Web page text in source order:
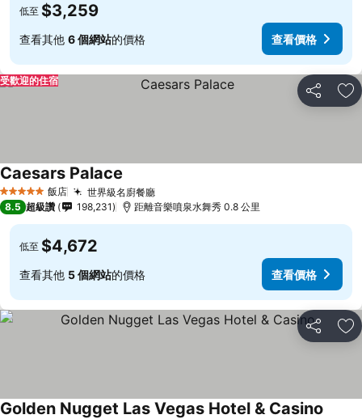
低至 $3,259
查看其他 6 個網站的價格 查看價格
分享 加
受歡迎的住宿
5 星級 飯店 世界級名廚餐廳查看價格
Caesars Palace
8.5 超級讚 198,231 距離音樂噴泉水舞秀 0.8 公里
低至 $4,672
查看其他 5 個網站的價格 查看價格
分享 加
Golden Nugget Las Vegas Hotel & Casino